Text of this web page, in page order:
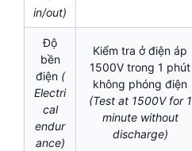
in/out)
Độ
bền
điện (
Electri
cal
endur
ance)
Kiểm tra ở điện áp
1500V trong 1 phút
không phóng điện
(Test at 1500V for 1
minute without
discharge)